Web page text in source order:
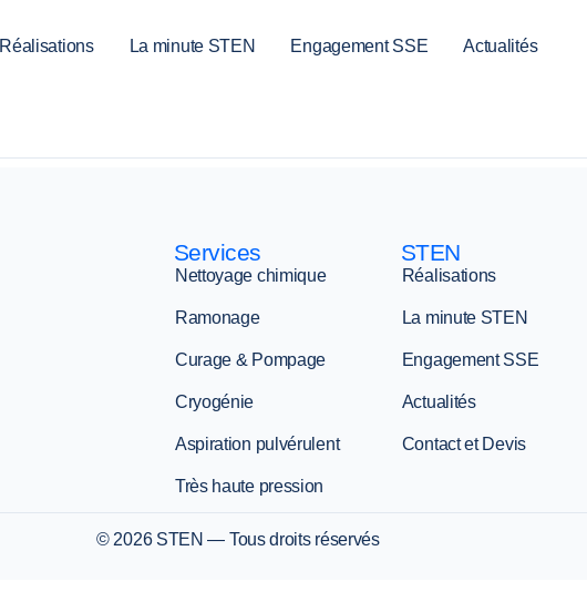
Réalisations La minute STEN Engagement SSE Actualités
Services
Nettoyage chimique
Ramonage
Curage & Pompage
Cryogénie
Aspiration pulvérulent
Très haute pression
STEN
Réalisations
La minute STEN
Engagement SSE
Actualités
Contact et Devis
© 2026 STEN — Tous droits réservés